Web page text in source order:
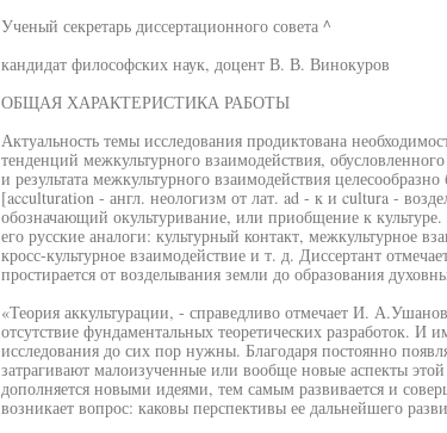
Ученый секретарь диссертационного совета ^
кандидат философских наук, доцент В. В. Винокуров
ОБЩАЯ ХАРАКТЕРИСТИКА РАБОТЫ
Актуальность темы исследования продиктована
тенденций межкультурного взаимодействия,
и результата межкультурного взаимодействия
[acculturation - англ. неологизм от лат. ad - к и cultura -
обозначающий окультуривание, или приобщение к
его русские аналоги: культурный контакт, межкультурное
кросс-культурное взаимодействие и т. д. Диссертант
простирается от возделывания земли до образования
«Теория аккультурации, - справедливо отмечает И.
отсутствие фундаментальных теоретических разработок. И
исследования до сих пор нужны. Благодаря постоянно
затрагивают малоизученные или вообще новые аспекты
дополняется новыми идеями, тем самым развивается и
возникает вопрос: каковы перспективы ее дальнейшего